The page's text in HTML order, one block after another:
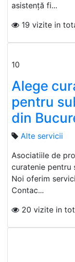
asistență fi...
19 vizite in
10
Alege
pentru
din
Alte servicii
Asociatiile de
curatenie pentru
Noi oferim
Contac...
20 vizite in